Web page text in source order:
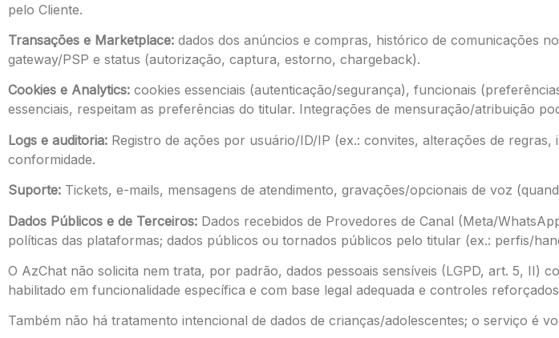
pelo Cliente.
Transações e Marketplace: dados dos anúncios e compras, histórico de comunicações
gateway/PSP e status (autorização, captura, estorno, chargeback).
Cookies e Analytics: cookies essenciais (autenticação/segurança), funcionais
essenciais, respeitam as preferências do titular. Integrações de mensuração/atribuição
Logs e auditoria: Registro de ações por usuário/ID/IP (ex.: convites, alterações de
conformidade.
Suporte: Tickets, e-mails, mensagens de atendimento, gravações/opcionais de voz
Dados Públicos e de Terceiros: Dados recebidos de Provedores de Canal (Meta/
políticas das plataformas; dados públicos ou tornados públicos pelo titular (ex.: perfis/
O AzChat não solicita nem trata, por padrão, dados pessoais sensíveis (LGPD, art. 5, II)
habilitado em funcionalidade específica e com base legal adequada e controles
Também não há tratamento intencional de dados de crianças/adolescentes; o serviço é